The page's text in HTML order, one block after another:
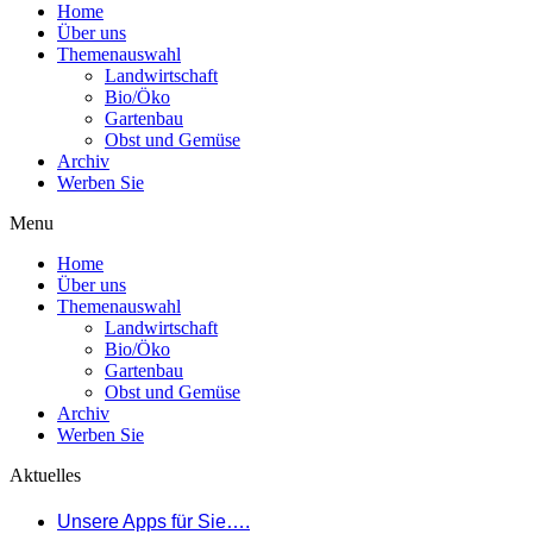
Home
Über uns
Themenauswahl
Landwirtschaft
Bio/Öko
Gartenbau
Obst und Gemüse
Archiv
Werben Sie
Menu
Home
Über uns
Themenauswahl
Landwirtschaft
Bio/Öko
Gartenbau
Obst und Gemüse
Archiv
Werben Sie
Aktuelles
Unsere Apps für Sie….